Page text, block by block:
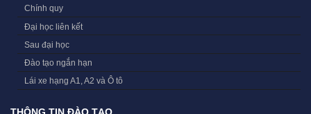
Chính quy
Đại học liên kết
Sau đại học
Đào tạo ngắn hạn
Lái xe hạng A1, A2 và Ô tô